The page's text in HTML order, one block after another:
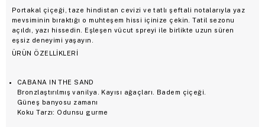
Portakal çiçeği, taze hindistan cevizi ve tatlı şeftali notalarıyla yaz
mevsiminin bıraktığı o muhteşem hissi içinize çekin. Tatil sezonu
açıldı, yazı hissedin. Eşleşen vücut spreyi ile birlikte uzun süren
eşsiz deneyimi yaşayın.
ÜRÜN ÖZELLİKLERİ
CABANA IN THE SAND
Bronzlaştırılmış vanilya. Kayısı ağaçları. Badem çiçeği.
Güneş banyosu zamanı
Koku Tarzı: Odunsu gurme